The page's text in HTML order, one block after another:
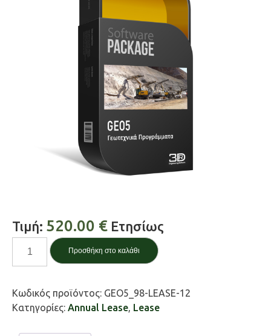
Τιμή: 520.00 € Ετησίως
Στρωματογραφία
ποσότητα
Προσθήκη στο καλάθι
Κωδικός προϊόντος: GEO5_98-LEASE-12
Κατηγορίες: Annual Lease, Lease